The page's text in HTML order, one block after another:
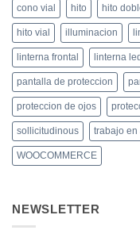
cono vial hito hito
hito vial illuminacion
linterna frontal linterna led
pantalla de proteccion
proteccion de ojos
sollicitudinous trabajo en
WOOCOMMERCE
NEWSLETTER